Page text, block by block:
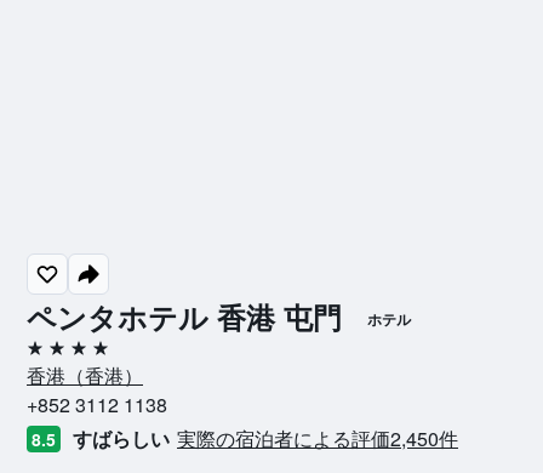
ペンタホテル 香港 屯門 ホテル
4つ星
香港​（香港​）​
+852 3112 1138
8.5 すばらしい 実際の宿泊者による評価2,450​件